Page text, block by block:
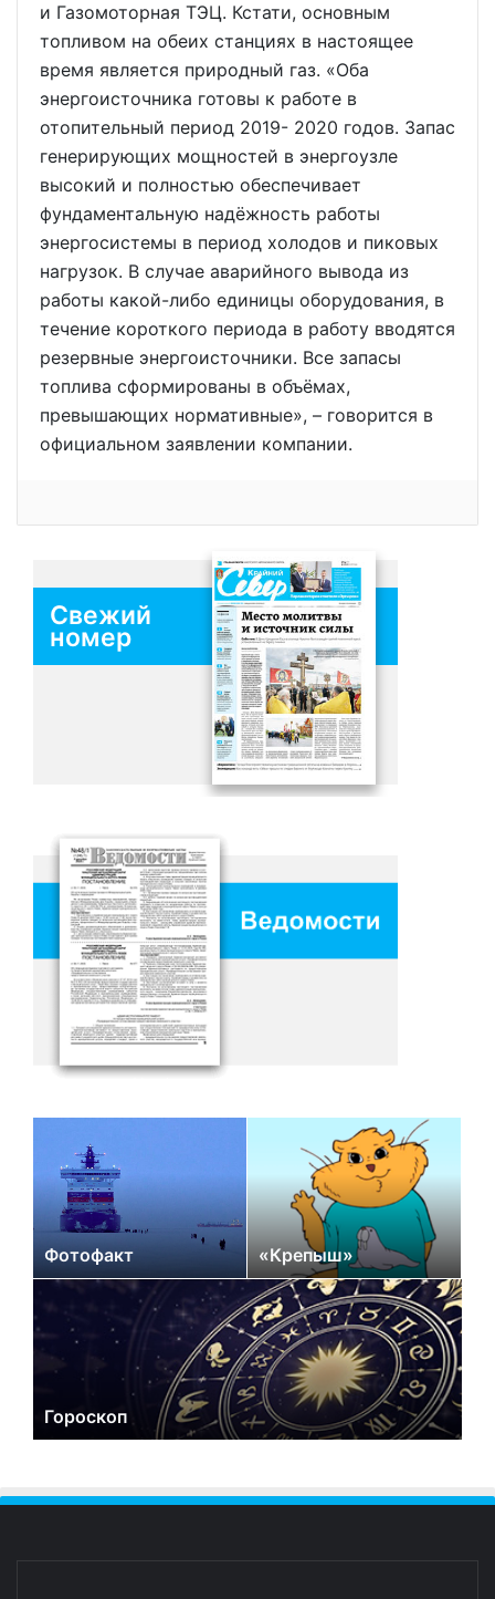
и Газомоторная ТЭЦ. Кстати, основным
топливом на обеих станциях в настоящее
время является природный газ. «Оба
энергоисточника готовы к работе в
отопительный период 2019- 2020 годов. Запас
генерирующих мощностей в энергоузле
высокий и полностью обеспечивает
фундаментальную надёжность работы
энергосистемы в период холодов и пиковых
нагрузок. В случае аварийного вывода из
работы какой-либо единицы оборудования, в
течение короткого периода в работу вводятся
резервные энергоисточники. Все запасы
топлива сформированы в объёмах,
превышающих нормативные», – говорится в
официальном заявлении компании.
Свежий
номер
Фотофакт «Крепыш»
Гороскоп